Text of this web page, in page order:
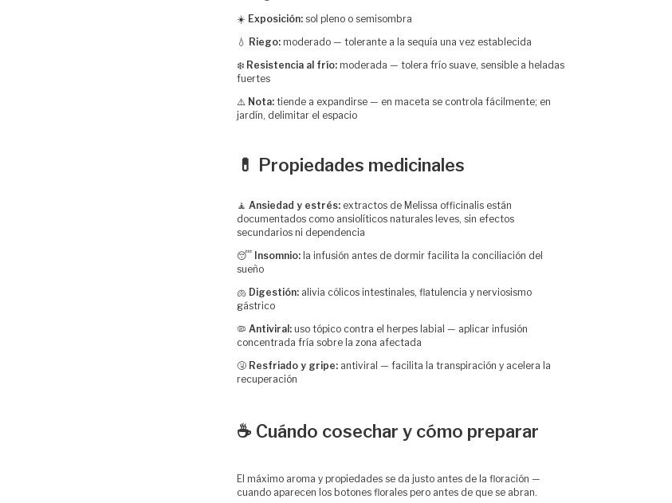
☀️ Exposición: sol pleno o semisombra
💧 Riego: moderado — tolerante a la sequía una vez establecida
❄️ Resistencia al frío: moderada — tolera frío suave, sensible a heladas
fuertes
⚠️ Nota: tiende a expandirse — en maceta se controla fácilmente; en
jardín, delimitar el espacio
💊 Propiedades medicinales
🧘 Ansiedad y estrés: extractos de Melissa officinalis están
documentados como ansiolíticos naturales leves, sin efectos
secundarios ni dependencia
😴 Insomnio: la infusión antes de dormir facilita la conciliación del
sueño
🫁 Digestión: alivia cólicos intestinales, flatulencia y nerviosismo
gástrico
🦠 Antiviral: uso tópico contra el herpes labial — aplicar infusión
concentrada fría sobre la zona afectada
🤧 Resfriado y gripe: antiviral — facilita la transpiración y acelera la
recuperación
☕ Cuándo cosechar y cómo preparar
El máximo aroma y propiedades se da justo antes de la floración —
cuando aparecen los botones florales pero antes de que se abran.